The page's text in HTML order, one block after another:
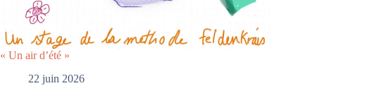
« Un air d’été »
22 juin 2026